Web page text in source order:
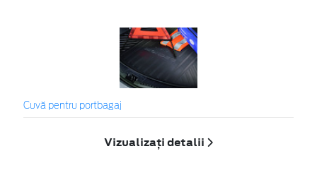
Cuvă pentru portbagaj
Vizualizați detalii